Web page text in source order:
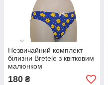
Незвичайний комплект
білизни Bretele з квітковим
малюнком
180 ₴